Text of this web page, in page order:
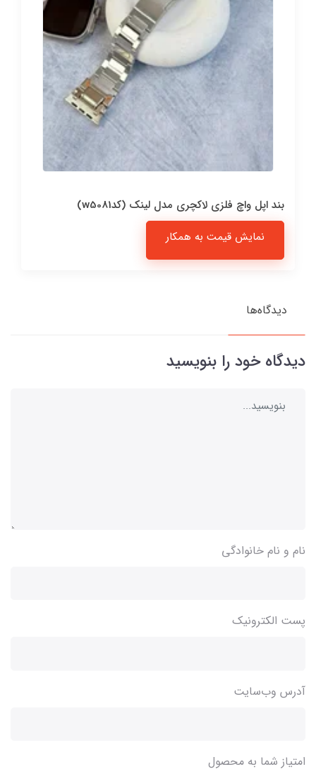
بند اپل واچ فلزی لاکچری مدل لینک (کدw5081)
نمایش قیمت به همکار
دیدگاه‌ها
دیدگاه خود را بنویسید
نام و نام خانوادگی
پست الکترونیک
آدرس وب‌سایت
امتیاز شما به محصول